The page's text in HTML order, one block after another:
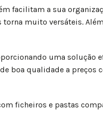
facilitam a sua
muito versáteis.
uma solução
boa qualidade a
ficheiros e pastas